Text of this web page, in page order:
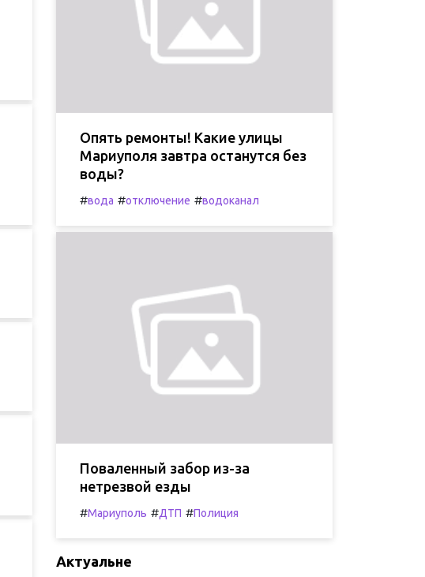
Опять ремонты! Какие улицы
Мариуполя завтра останутся без
воды?
#вода #отключение #водоканал
Поваленный забор из-за
нетрезвой езды
#Мариуполь #ДТП #Полиция
Актуальне